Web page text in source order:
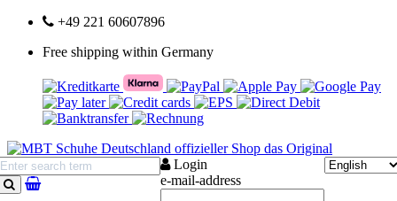
+49 221 60607896
Free shipping within Germany
search
Login
e-mail-address